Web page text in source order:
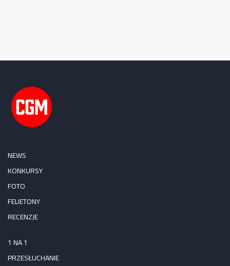
NEWS
KONKURSY
FOTO
FELIETONY
RECENZJE
1 NA 1
PRZESŁUCHANIE